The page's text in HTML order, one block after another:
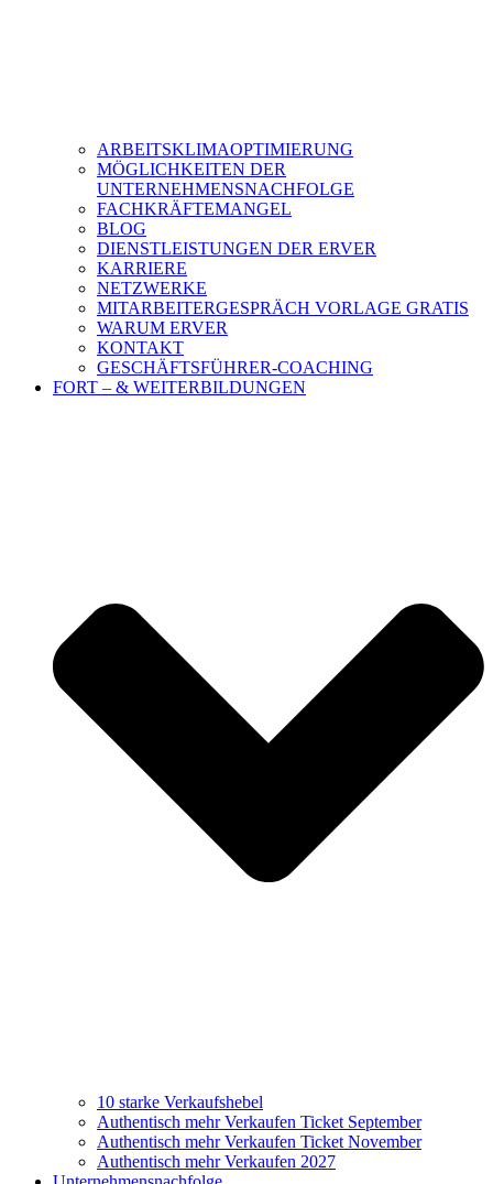
ARBEITSKLIMAOPTIMIERUNG
MÖGLICHKEITEN DER
UNTERNEHMENSNACHFOLGE
FACHKRÄFTEMANGEL
BLOG
DIENSTLEISTUNGEN DER ERVER
KARRIERE
NETZWERKE
MITARBEITERGESPRÄCH VORLAGE GRATIS
WARUM ERVER
KONTAKT
GESCHÄFTSFÜHRER-COACHING
FORT – & WEITERBILDUNGEN
10 starke Verkaufshebel
Authentisch mehr Verkaufen Ticket September
Authentisch mehr Verkaufen Ticket November
Authentisch mehr Verkaufen 2027